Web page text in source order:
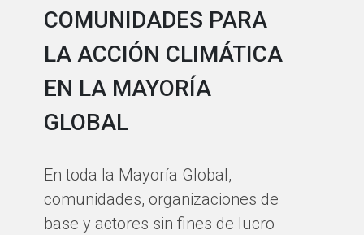
COMUNIDADES PARA
LA ACCIÓN CLIMÁTICA
EN LA MAYORÍA
GLOBAL
En toda la Mayoría Global,
comunidades, organizaciones de
base y actores sin fines de lucro